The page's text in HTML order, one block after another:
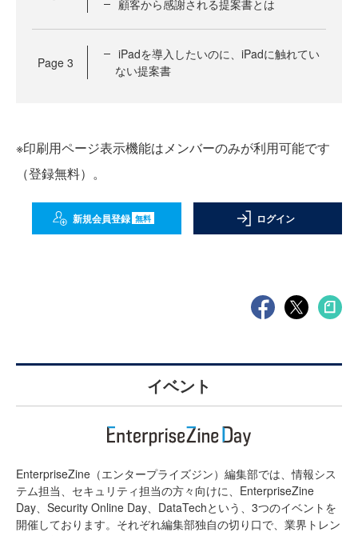
顧客から感謝される提案書とは
Page 3
iPadを導入したいのに、iPadに触れてい
ない提案書
※印刷用ページ表示機能はメンバーのみが利用可能です
（登録無料）。
新規会員登録 無料 ログイン
イベント
EnterpriseZine（エンタープライズジン）編集部では、情報シス
テム担当、セキュリティ担当の方々向けに、EnterpriseZine
Day、Security Online Day、DataTechという、3つのイベントを
開催しております。それぞれ編集部独自の切り口で、業界トレン